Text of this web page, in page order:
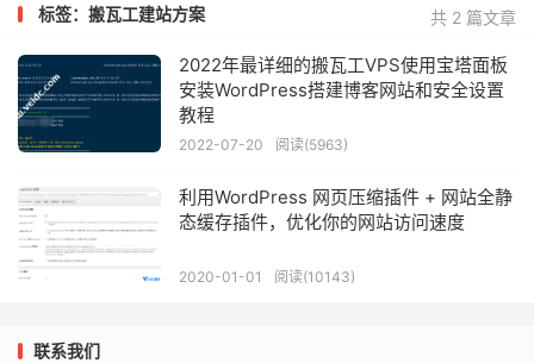
共 2 篇文章
标签：搬瓦工建站方案
2022年最详细的搬瓦工VPS使用宝塔面板
安装WordPress搭建博客网站和安全设置
教程
2022-07-20 阅读(5963)
利用WordPress 网页压缩插件 + 网站全静
态缓存插件，优化你的网站访问速度
2020-01-01 阅读(10143)
联系我们